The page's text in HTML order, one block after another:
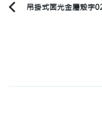
PostPrevious
吊掛式面光金屬殼字